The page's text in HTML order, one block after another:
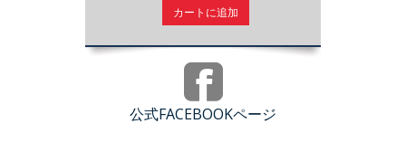
カートに追加
公式FACEBOOKページ